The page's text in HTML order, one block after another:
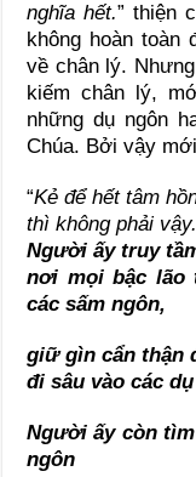
nghĩa hết.” thiện
không hoàn
về chân lý.
kiếm chân lý,
những dụ ngôn
Chúa. Bởi vậy
“Kẻ để hết tâm
thì không phải vậy.
Người ấy truy
nơi mọi bậc lão
các sấm ngôn,
giữ gìn cẩn thận
đi sâu vào các
Người ấy còn
ngôn